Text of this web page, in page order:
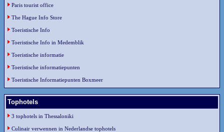
Paris tourist office
The Hague Info Store
Toeristische Info
Toeristische Info in Medemblik
Toeristische informatie
Toeristische informatiepunten
Toeristische Informatiepunten Boxmeer
Tophotels
3 tophotels in Thessaloniki
Culinair verwennen in Nederlandse tophotels